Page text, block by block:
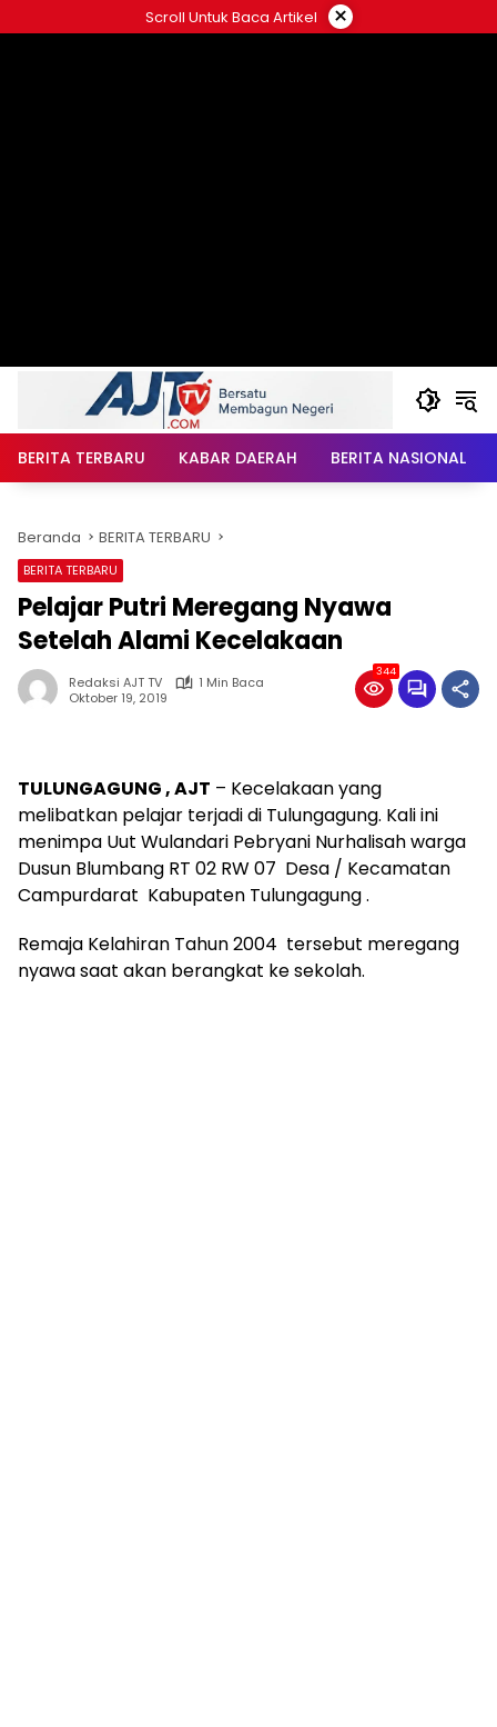
ke
Scroll Untuk Baca Artikel ×
BERITA TERBARU KABAR DAERAH BERITA NASIONAL
Beranda BERITA TERBARU
BERITA TERBARU
Pelajar Putri Meregang Nyawa
Setelah Alami Kecelakaan
Redaksi AJT TV
1 Min Baca
Oktober 19, 2019
344
TULUNGAGUNG , AJT – Kecelakaan yang
melibatkan pelajar terjadi di Tulungagung. Kali ini
menimpa Uut Wulandari Pebryani Nurhalisah warga
Dusun Blumbang RT 02 RW 07 Desa / Kecamatan
Campurdarat Kabupaten Tulungagung .
Remaja Kelahiran Tahun 2004 tersebut meregang
nyawa saat akan berangkat ke sekolah.